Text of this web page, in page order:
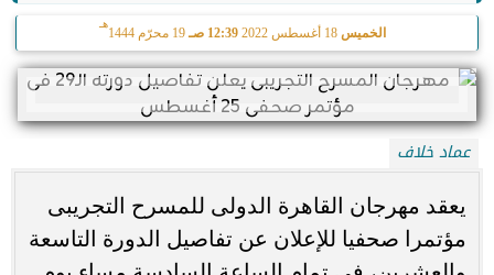
الخميس 12:39 صـ 19 محرّم 1444
هـ
عماد خلاف
يعقد مهرجان القاهرة الدولى للمسرح التجريبى
مؤتمرا صحفيا للإعلان عن تفاصيل الدورة التاسعة